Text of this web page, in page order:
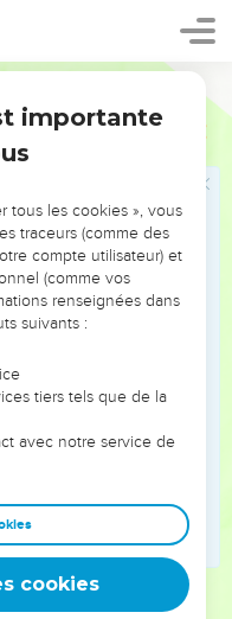
au milieu de son
la crise du veau
l’alliance (32.1 à 34.3).
sa volonté de faire
« la nuée
et la gloire de l’Eternel
l’événement fondateur
est devenu pour
se souviendront
dans l’année «
et des Cabanes.
Exode hors du péché
par l’Esprit, « une
une nation sainte » :
importante
tous les cookies », vous
traceurs (comme des
compte utilisateur) et
(comme vos
renseignées dans
suivants :
tiers tels que de la
avec notre service de
cookies